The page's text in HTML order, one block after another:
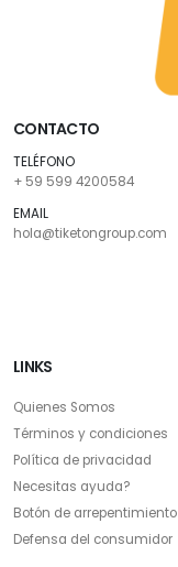
CONTACTO
TELÉFONO
+ 59 599 4200584
EMAIL
hola@tiketongroup.com
LINKS
Quienes Somos
Términos y condiciones
Política de privacidad
Necesitas ayuda?
Botón de arrepentimiento
Defensa del consumidor